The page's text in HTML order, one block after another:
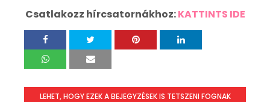
Csatlakozz hírcsatornákhoz:KATTINTS IDE
LEHET, HOGY EZEK A BEJEGYZÉSEK IS TETSZENI FOGNAK